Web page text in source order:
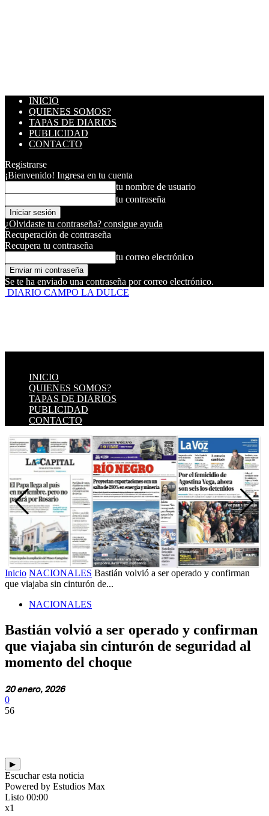
INICIO
QUIENES SOMOS?
TAPAS DE DIARIOS
PUBLICIDAD
CONTACTO
Registrarse
¡Bienvenido! Ingresa en tu cuenta
tu nombre de usuario
tu contraseña
¿Olvidaste tu contraseña? consigue ayuda
Recuperación de contraseña
Recupera tu contraseña
tu correo electrónico
Se te ha enviado una contraseña por correo electrónico.
DIARIO CAMPO LA DULCE
INICIO
QUIENES SOMOS?
TAPAS DE DIARIOS
PUBLICIDAD
CONTACTO
Inicio NACIONALES Bastián volvió a ser operado y confirman
que viajaba sin cinturón de...
NACIONALES
Bastián volvió a ser operado y confirman
que viajaba sin cinturón de seguridad al
momento del choque
20 enero, 2026
0
56
▶
Escuchar esta noticia
Powered by Estudios Max
Listo 00:00
x1